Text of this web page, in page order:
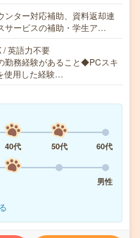
ンター対応補助、資料返却連
サービスの補助・学生ア…
/ 英語力不要
勤務経験があること◆PCスキ
使用した経験…
40代 50代
60代
男性